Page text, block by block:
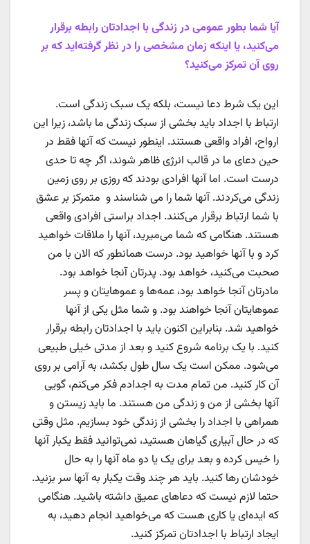
آیا شما بطور عمومی در زندگی با اجدادتان رابطه برقرار
می‌کنید، یا اینکه زمان مشخصی را در نظر گرفته‌اید که بر
روی آن تمرکز می‌کنید؟
این یک شرط دعا نیست، بلکه یک سبک زندگی است.
ارتباط با اجداد باید بخشی از سبک زندگی ما باشد، زیرا این
ارواح، افراد واقعی هستند. اینطور نیست که آنها فقط در
حین دعای ما در قالب انرژی ظاهر شوند، اگر چه تا حدی
درست است. اما آنها افرادی بودند که روزی بر روی زمین
زندگی می‌کردند. آنها شما را می شناسند و متمرکز بر عشق
با شما ارتباط برقرار می‌کنند. اجداد براستی افرادی واقعی
هستند. هنگامی که شما می‌میرید، آنها را ملاقات خواهید
کرد و با آنها خواهید بود. درست همانطور که الان با من
صحبت می‌کنید، خواهد بود. پدرتان آنجا خواهد بود.
مادرتان آنجا خواهد بود، عمه‌ها و عموهایتان و پسر
عموهایتان آنجا خواهند بود. و شما مثل یکی از آنها
خواهید شد. بنابراین اکنون باید با اجدادتان رابطه برقرار
کنید. با یک برنامه شروع کنید و بعد از مدتی خیلی طبیعی
می‌شود. ممکن است یک سال طول بکشد، به آرامی بر روی
آن کار کنید. من تمام مدت به اجدادم فکر می‌کنم، گویی
آنها بخشی از من و زندگی من هستند. ما باید زیستن و
همراهی با اجداد را بخشی از زندگی خود بسازیم. مثل وقتی
که در حال آبیاری گیاهان هستید، نمی‌توانید فقط یکبار آنها
را خیس کرده و بعد برای یک یا دو ماه آنها را به حال
خودشان رها کنید. باید هر چند وقت یکبار به آنها سر بزنید.
حتما لازم نیست که دعاهای عمیق داشته باشید. هنگامی
که ایده‌ای یا کاری هست که می‌خواهید انجام دهید، به
ایجاد ارتباط با اجدادتان تمرکز کنید.